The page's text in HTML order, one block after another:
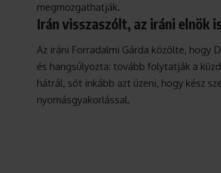
megmozgathatják.
Irán visszaszólt, az iráni elnök
Az iráni Forradalmi Gárda közölte, hogy
és hangsúlyozta: tovább folytatják a
hátrál, sőt inkább azt üzeni, hogy kész
nyomásgyakorlással.